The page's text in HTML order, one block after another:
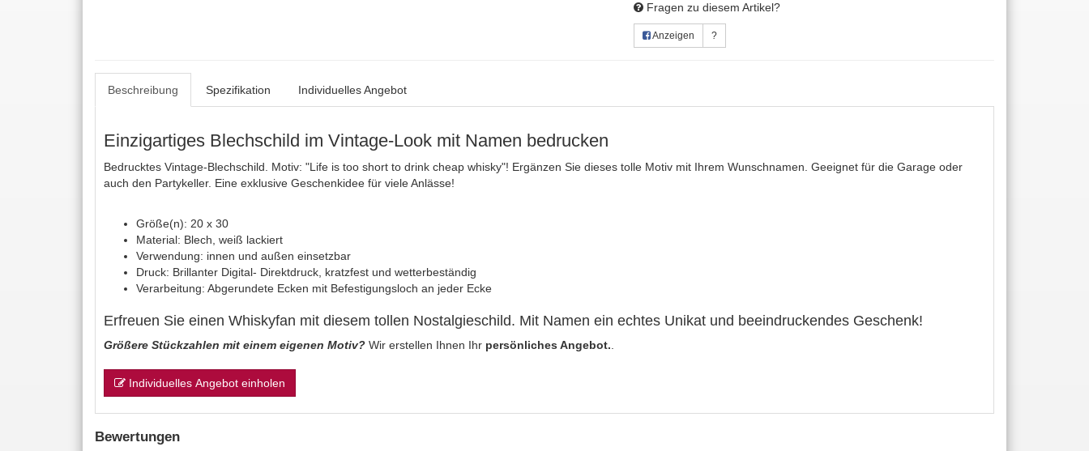
Fragen zu diesem Artikel?
Anzeigen ?
Beschreibung Spezifikation Individuelles Angebot
Einzigartiges Blechschild im Vintage-Look mit Namen bedrucken
Bedrucktes Vintage-Blechschild. Motiv: "Life is too short to drink cheap whisky"! Ergänzen Sie dieses tolle Motiv mit Ihrem Wunschnamen. Geeignet für die Garage oder
auch den Partykeller. Eine exklusive Geschenkidee für viele Anlässe!
Größe(n): 20 x 30
Material: Blech, weiß lackiert
Verwendung: innen und außen einsetzbar
Druck: Brillanter Digital- Direktdruck, kratzfest und wetterbeständig
Verarbeitung: Abgerundete Ecken mit Befestigungsloch an jeder Ecke
Erfreuen Sie einen Whiskyfan mit diesem tollen Nostalgieschild. Mit Namen ein echtes Unikat und beeindruckendes Geschenk!
Größere Stückzahlen mit einem eigenen Motiv? Wir erstellen Ihnen Ihr persönliches Angebot.
Individuelles Angebot einholen
Bewertungen